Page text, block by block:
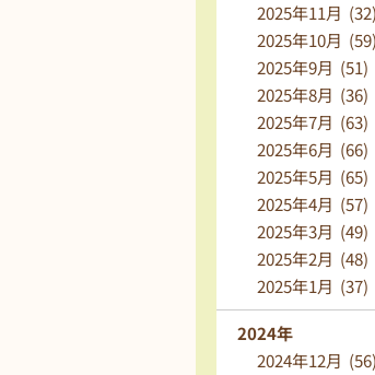
2025年11月 (32)
2025年10月 (59)
2025年9月 (51)
2025年8月 (36)
2025年7月 (63)
2025年6月 (66)
2025年5月 (65)
2025年4月 (57)
2025年3月 (49)
2025年2月 (48)
2025年1月 (37)
2024年
2024年12月 (56)